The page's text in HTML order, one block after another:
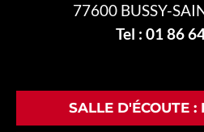
77600 BUSSY-
Tel : 01 86
SALLE D'ÉCOUTE :